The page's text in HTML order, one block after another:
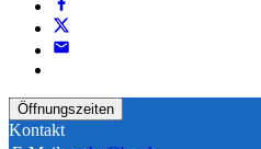
Öffnungszeiten
Kontakt